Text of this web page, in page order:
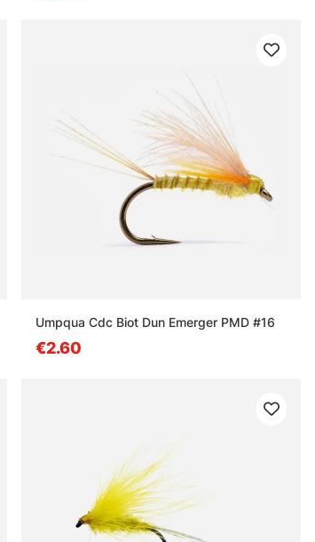
Umpqua Cdc Biot Dun Emerger PMD #16
€2.60